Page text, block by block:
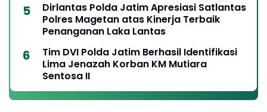
Dirlantas Polda Jatim Apresiasi Satlantas
Polres Magetan atas Kinerja Terbaik
Penanganan Laka Lantas
Tim DVI Polda Jatim Berhasil Identifikasi
Lima Jenazah Korban KM Mutiara
Sentosa II